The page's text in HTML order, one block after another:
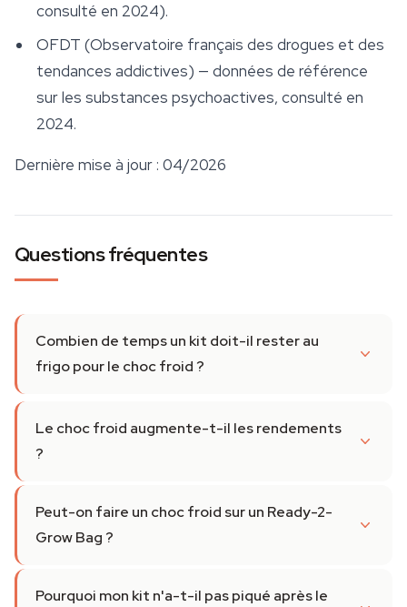
consulté en 2024).
OFDT (Observatoire français des drogues et des
tendances addictives) — données de référence
sur les substances psychoactives, consulté en
2024.
Dernière mise à jour : 04/2026
Questions fréquentes
Combien de temps un kit doit-il rester au
frigo pour le choc froid ?
Le choc froid augmente-t-il les rendements
?
Peut-on faire un choc froid sur un Ready-2-
Grow Bag ?
Pourquoi mon kit n'a-t-il pas piqué après le